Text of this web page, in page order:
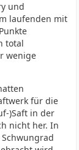
und
laufenden mit
total
wenige
für die
)Saft in der
nicht her. In